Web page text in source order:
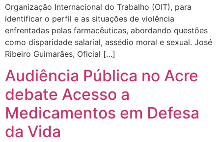
Organização Internacional do Trabalho (OIT), para
identificar o perfil e as situações de violência
enfrentadas pelas farmacêuticas, abordando questões
como disparidade salarial, assédio moral e sexual. José
Ribeiro Guimarães, Oficial […]
Audiência Pública no Acre
debate Acesso a
Medicamentos em Defesa
da Vida